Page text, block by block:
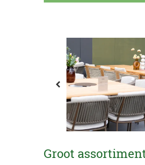
Groot